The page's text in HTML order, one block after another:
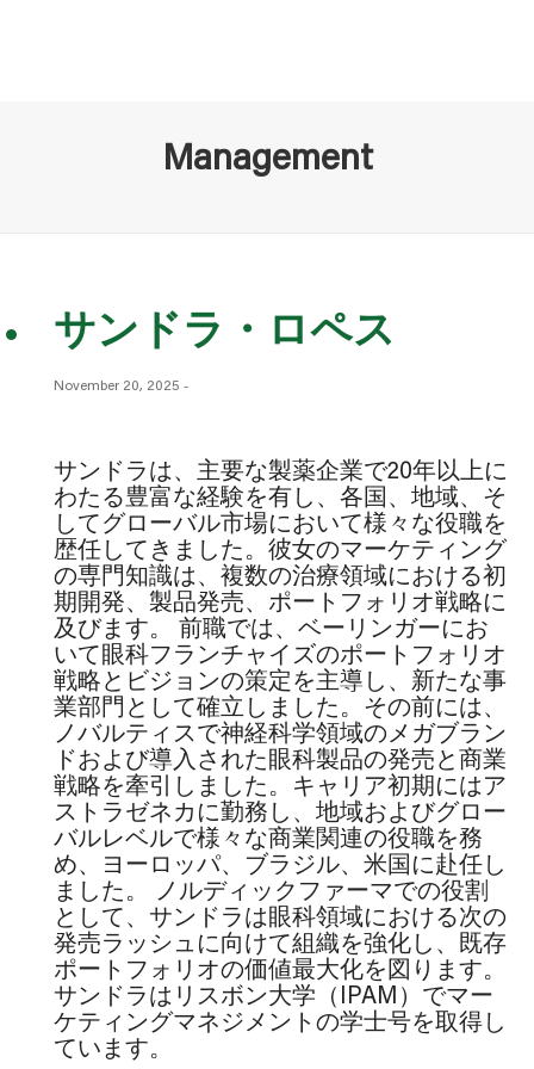
Management
サンドラ・ロペス
November 20, 2025 -
サンドラは、主要な製薬企業で20年以上に
わたる豊富な経験を有し、各国、地域、そ
してグローバル市場において様々な役職を
歴任してきました。彼女のマーケティング
の専門知識は、複数の治療領域における初
期開発、製品発売、ポートフォリオ戦略に
及びます。 前職では、ベーリンガーにお
いて眼科フランチャイズのポートフォリオ
戦略とビジョンの策定を主導し、新たな事
業部門として確立しました。その前には、
ノバルティスで神経科学領域のメガブラン
ドおよび導入された眼科製品の発売と商業
戦略を牽引しました。キャリア初期にはア
ストラゼネカに勤務し、地域およびグロー
バルレベルで様々な商業関連の役職を務
め、ヨーロッパ、ブラジル、米国に赴任し
ました。 ノルディックファーマでの役割
として、サンドラは眼科領域における次の
発売ラッシュに向けて組織を強化し、既存
ポートフォリオの価値最大化を図ります。
サンドラはリスボン大学（IPAM）でマー
ケティングマネジメントの学士号を取得し
ています。